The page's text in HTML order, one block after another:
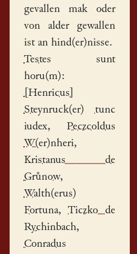
gevallen mak oder
von alder gewallen
ist an hind(er)nisse.
Testes sunt
horu(m):
[Henricus]
Steynruck(er)
tunc
iudex, Peczcoldus
W(er)nheri,
Kristanus de
Grůnow,
Walth(erus)
Fortuna,Ticzko de
Rychinbach,
Conradus